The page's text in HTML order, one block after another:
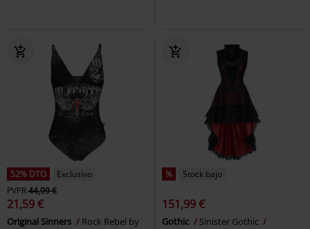
52% DTO
Exclusivo
PVPR44,99 €
21,59 €
Original Sinners
Rock Rebel by
% Stock bajo
151,99 €
Gothic
Sinister Gothic